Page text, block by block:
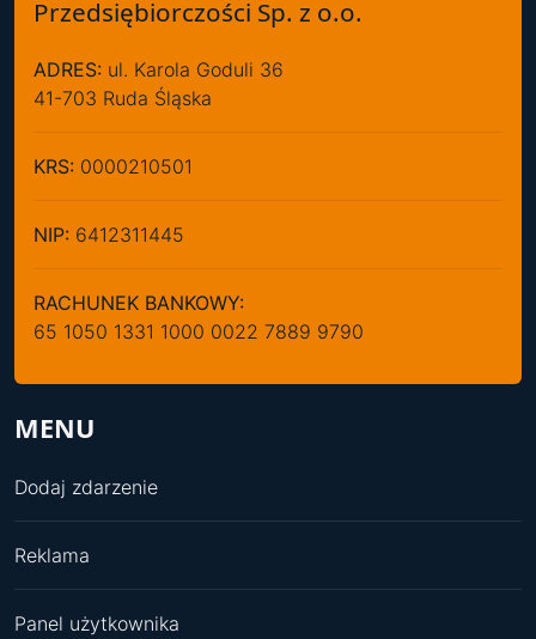
Przedsiębiorczości Sp. z o.o.
ADRES: ul. Karola Goduli 36
41-703 Ruda Śląska
KRS: 0000210501
NIP: 6412311445
RACHUNEK BANKOWY:
65 1050 1331 1000 0022 7889 9790
MENU
Dodaj zdarzenie
Reklama
Panel użytkownika